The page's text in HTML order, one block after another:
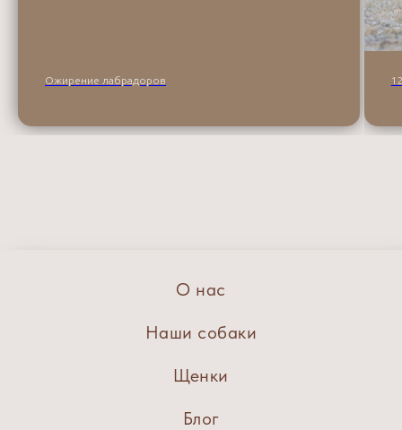
Ожирение лабрадоров
О нас
Наши собаки
Щенки
Блог